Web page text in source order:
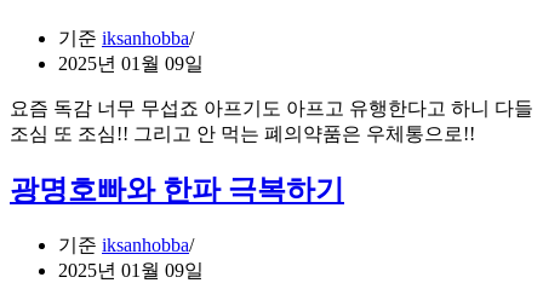
기준 iksanhobba
2025년 01월 09일
요즘 독감 너무 무섭죠 아프기도 아프고 유행한다고 하니 다들
조심 또 조심!! 그리고 안 먹는 폐의약품은 우체통으로!!
광명호빠와 한파 극복하기
기준 iksanhobba
2025년 01월 09일